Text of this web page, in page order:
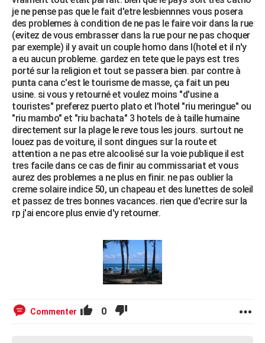
je ne pense pas que le fait d'etre lesbiennnes vous posera
des problemes à condition de ne pas le faire voir dans la rue
(evitez de vous embrasser dans la rue pour ne pas choquer
par exemple) il y avait un couple homo dans l(hotel et il n'y
a eu aucun probleme. gardez en tete que le pays est tres
porté sur la religion et tout se passera bien. par contre à
punta cana c'est le tourisme de masse, ça fait un peu
usine. si vous y retourné et voulez moins "d'usine a
touristes" preferez puerto plato et l'hotel "riu meringue" ou
"riu mambo" et "riu bachata" 3 hotels de à taille humaine
directement sur la plage le reve tous les jours. surtout ne
louez pas de voiture, il sont dingues sur la route et
attention a ne pas etre alcoolisé sur la voie publique il est
tres facile dans ce cas de finir au commissariat et vous
aurez des problemes a ne plus en finir. ne pas oublier la
creme solaire indice 50, un chapeau et des lunettes de soleil
et passez de tres bonnes vacances. rien que d'ecrire sur la
rp j'ai encore plus envie d'y retourner.
Commenter 0